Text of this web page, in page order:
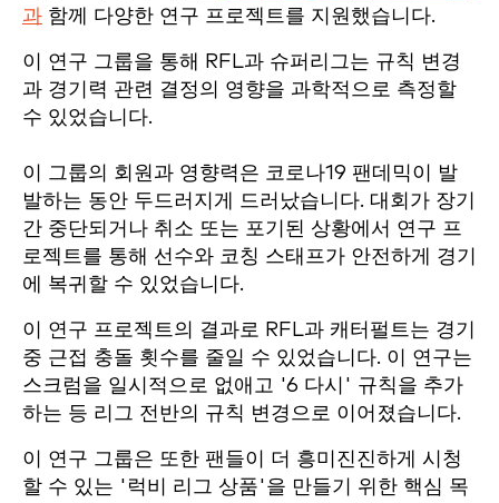
과 함께 다양한 연구 프로젝트를 지원했습니다.
이 연구 그룹을 통해 RFL과 슈퍼리그는 규칙 변경
과 경기력 관련 결정의 영향을 과학적으로 측정할
수 있었습니다.
이 그룹의 회원과 영향력은 코로나19 팬데믹이 발
발하는 동안 두드러지게 드러났습니다. 대회가 장기
간 중단되거나 취소 또는 포기된 상황에서 연구 프
로젝트를 통해 선수와 코칭 스태프가 안전하게 경기
에 복귀할 수 있었습니다.
이 연구 프로젝트의 결과로 RFL과 캐터펄트는 경기
중 근접 충돌 횟수를 줄일 수 있었습니다. 이 연구는
스크럼을 일시적으로 없애고 '6 다시' 규칙을 추가
하는 등 리그 전반의 규칙 변경으로 이어졌습니다.
이 연구 그룹은 또한 팬들이 더 흥미진진하게 시청
할 수 있는 '럭비 리그 상품'을 만들기 위한 핵심 목